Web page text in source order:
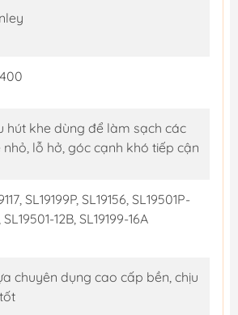
hút khe dùng để làm sạch các
nhỏ, lỗ hở, góc cạnh khó tiếp cận
SL19199P, SL19156, SL19501P-
SL19501-12B, SL19199-16A
chuyên dụng cao cấp bền, chịu